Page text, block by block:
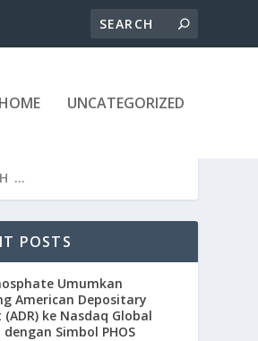
HOME UNCATEGORIZED
POSTS
Umumkan
American Depositary
(ADR) ke Nasdaq Global
Simbol PHOS